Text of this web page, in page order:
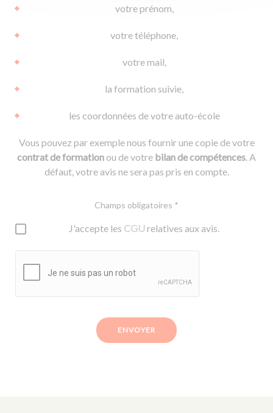
votre prénom,
votre téléphone,
votre mail,
la formation suivie,
les coordonnées de votre auto-école
Vous pouvez par exemple nous fournir une copie de votre
contrat de formationou de votre bilan de compétences. A
défaut, votre avis ne sera pas pris en compte.
Champs obligatoires *
J'accepte les CGUrelatives aux avis.
ENVOYER